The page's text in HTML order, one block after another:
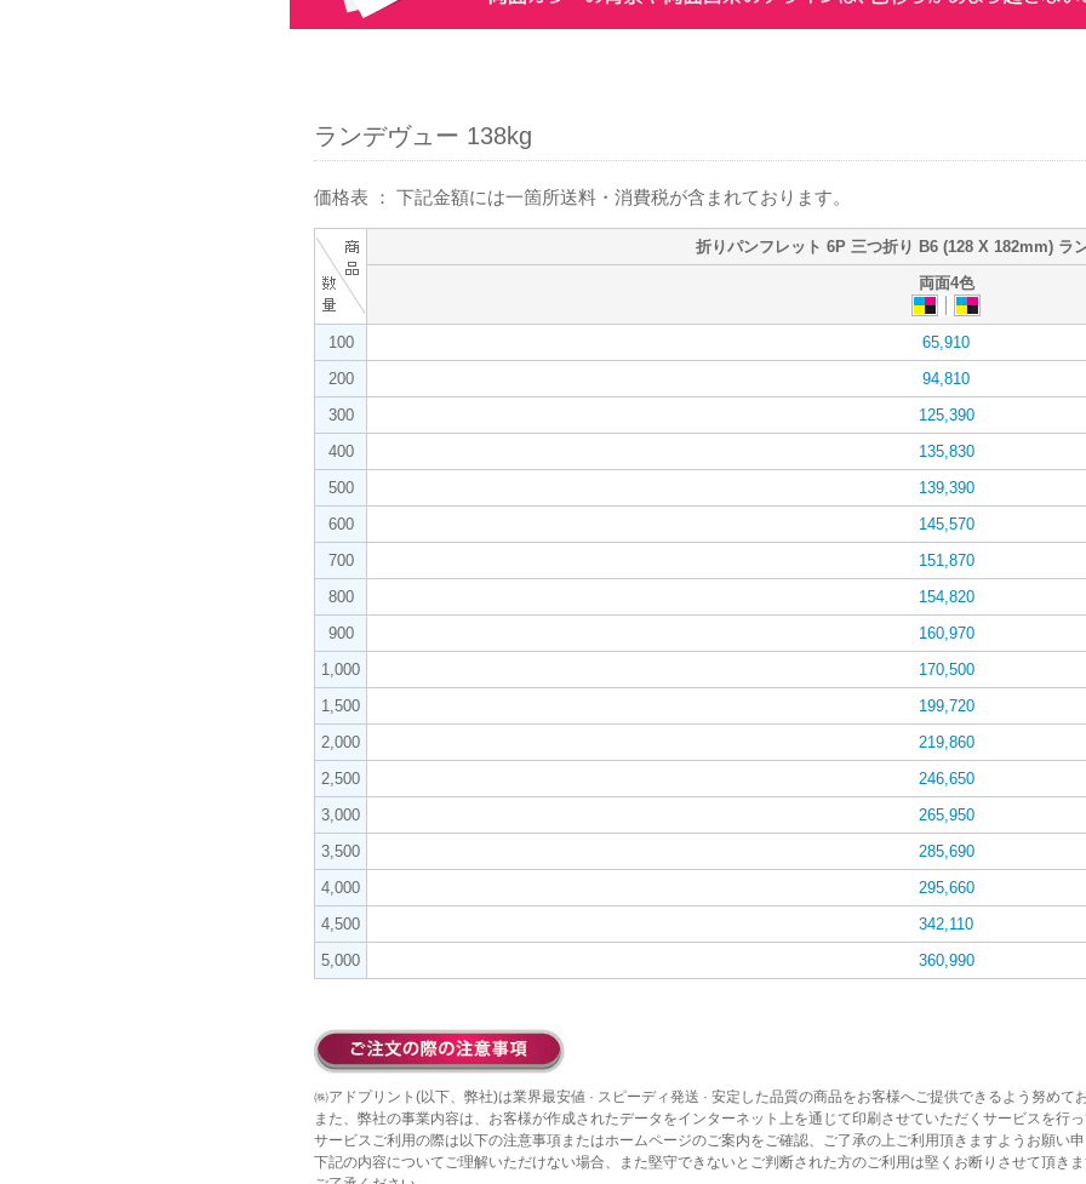
ランデヴュー 138kg
価格表 ： 下記金額には一箇所送料・消費税が含まれております。
折りパンフレット 6P 三つ折り B6 (128 X 182mm) ラ
両面4色
100
65,910
200
94,810
300
125,390
400
135,830
500
139,390
600
145,570
700
151,870
800
154,820
900
160,970
1,000
170,500
1,500
199,720
2,000
219,860
2,500
246,650
3,000
265,950
3,500
285,690
4,000
295,660
4,500
342,110
5,000
360,990
㈱アドプリント(以下、弊社)は業界最安値 · スピーディ発送 · 安定した品質の商品をお客様へご提供できるよう努めてお
また、弊社の事業内容は、お客様が作成されたデータをインターネット上を通じて印刷させていただくサービスを行っ
サービスご利用の際は以下の注意事項またはホームページのご案内をご確認、ご了承の上ご利用頂きますようお願い申
下記の内容についてご理解いただけない場合、また堅守できないとご判断された方のご利用は堅くお断りさせて頂きま